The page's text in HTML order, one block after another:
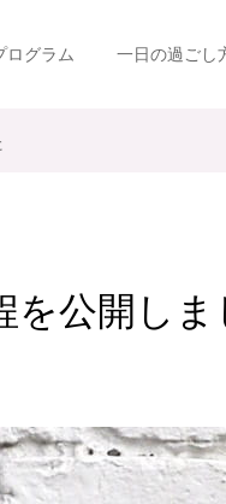
ログラム 一日の過ごし
を公開しま